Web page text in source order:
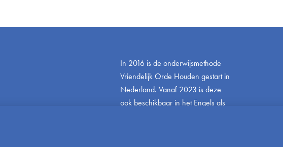
In 2016 is de onderwijsmethode
Vriendelijk Orde Houden gestart in
Nederland. Vanaf 2023 is deze
ook beschikbaar in het Engels als